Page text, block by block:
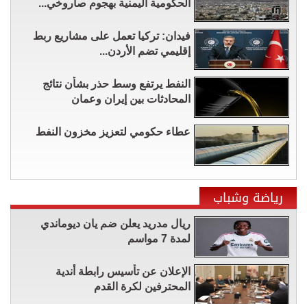
الحكومية اليمنية بهجوم صاروخي...
فيدان: تركيا تعمل على مشاريع ربط
إقليمي تضم الأردن...
النفط يرتفع وسط حذر بشأن نتائج
المحادثات بين إيران وعمان
عطاء حكومي لتعزيز مخزون النفط
رياضة وشباب
ريال مدريد يعلن ضم يان ديوماندي
لمدة 7 مواسم
الإعلان عن تأسيس رابطة أندية
المحترفين لكرة القدم